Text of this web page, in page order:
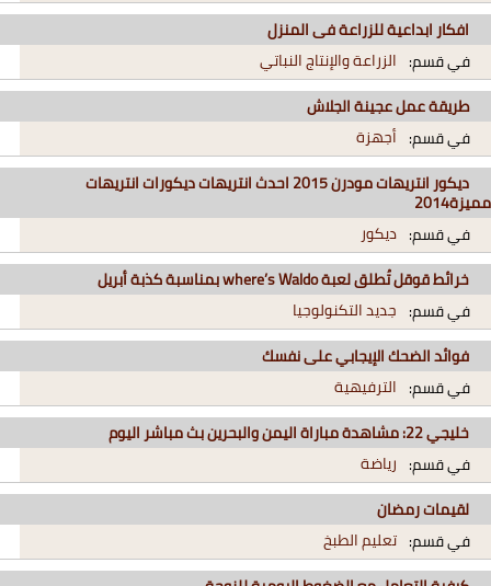
افكار ابداعية للزراعة فى المنزل
في قسم: الزراعة والإنتاج النباتي
طريقة عمل عجينة الجلاش
في قسم: أجهزة
ديكور انتريهات مودرن 2015 احدث انتريهات ديكورات انتريهات
مميزة2014
في قسم: ديكور
خرائط قوقل تُطلق لعبة where’s Waldo بمناسبة كذبة أبريل
في قسم: جديد التكنولوجيا
فوائد الضحك الإيجابي على نفسك
في قسم: الترفيهية
خليجي 22: مشاهدة مباراة اليمن والبحرين بث مباشر اليوم
في قسم: رياضة
لقيمات رمضان
في قسم: تعليم الطبخ